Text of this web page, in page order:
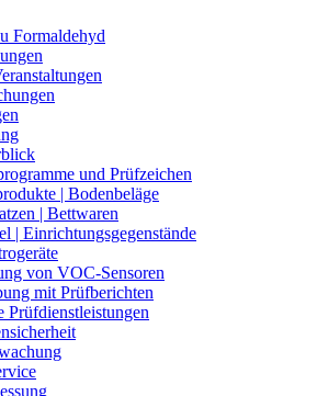
Formaldehyd
und Prüfzeichen
| Bodenbeläge
| Bettwaren
| Einrichtungsgegenstände
von VOC-Sensoren
mit Prüfberichten
Prüfdienstleistungen